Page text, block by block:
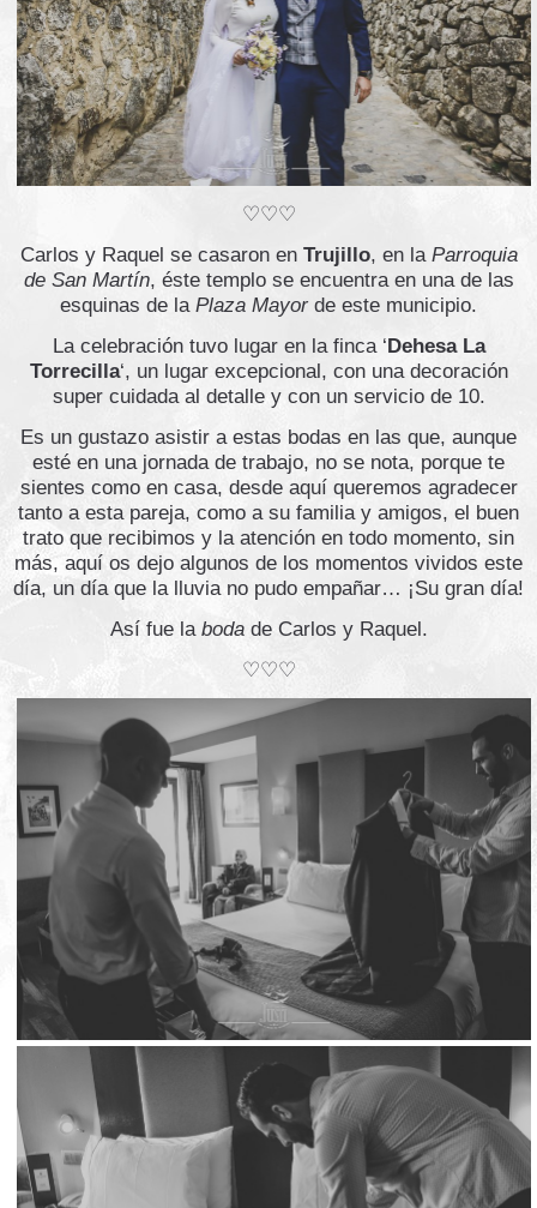
♡♡♡
Carlos y Raquel se casaron en Trujillo, en la Parroquia
de San Martín, éste templo se encuentra en una de las
esquinas de la Plaza Mayorde este municipio.
La celebración tuvo lugar en la finca ‘Dehesa La
Torrecilla‘, un lugar excepcional, con una decoración
super cuidada al detalle y con un servicio de 10.
Es un gustazo asistir a estas bodas en las que, aunque
esté en una jornada de trabajo, no se nota, porque te
sientes como en casa, desde aquí queremos agradecer
tanto a esta pareja, como a su familia y amigos, el buen
trato que recibimos y la atención en todo momento, sin
más, aquí os dejo algunos de los momentos vividos este
día, un día que la lluvia no pudo empañar… ¡Su gran día!
Así fue labodade Carlos y Raquel.
♡♡♡